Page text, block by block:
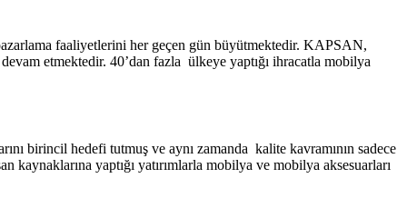
faaliyetlerini her geçen gün büyütmektedir. KAPSAN,
etmektedir. 40’dan fazla ülkeye yaptığı ihracatla mobilya
birincil hedefi tutmuş ve aynı zamanda kalite kavramının sadece
yaptığı yatırımlarla mobilya ve mobilya aksesuarları